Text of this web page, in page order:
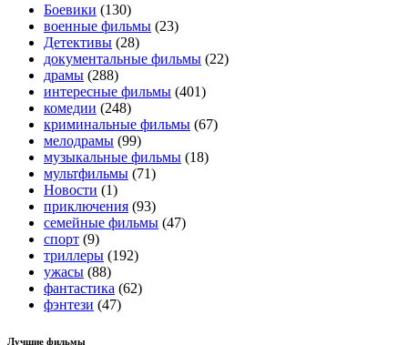
Боевики (130)
военные фильмы (23)
Детективы (28)
документальные фильмы (22)
драмы (288)
интересные фильмы (401)
комедии (248)
криминальные фильмы (67)
мелодрамы (99)
музыкальные фильмы (18)
мультфильмы (71)
Новости (1)
приключения (93)
семейные фильмы (47)
спорт (9)
триллеры (192)
ужасы (88)
фантастика (62)
фэнтези (47)
Лучшие фильмы